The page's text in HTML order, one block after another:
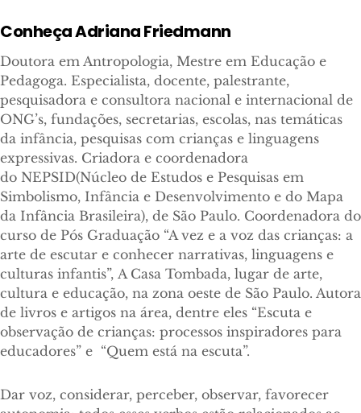
Conheça Adriana Friedmann
Doutora em Antropologia, Mestre em Educação e
Pedagoga. Especialista, docente, palestrante,
pesquisadora e consultora nacional e internacional de
ONG’s, fundações, secretarias, escolas, nas temáticas
da infância, pesquisas com crianças e linguagens
expressivas. Criadora e coordenadora
do NEPSID(Núcleo de Estudos e Pesquisas em
Simbolismo, Infância e Desenvolvimento e do Mapa
da Infância Brasileira), de São Paulo. Coordenadora do
curso de Pós Graduação “A vez e a voz das crianças: a
arte de escutar e conhecer narrativas, linguagens e
culturas infantis”, A Casa Tombada, lugar de arte,
cultura e educação, na zona oeste de São Paulo. Autora
de livros e artigos na área, dentre eles “Escuta e
observação de crianças: processos inspiradores para
educadores” e “Quem está na escuta”.
Dar voz, considerar, perceber, observar, favorecer